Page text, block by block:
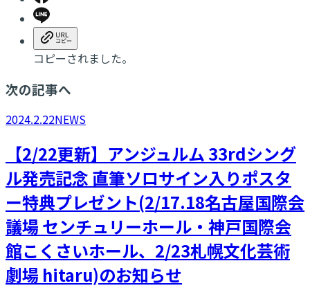
コピーされました。
次の記事へ
2024.2.22NEWS
【2/22更新】アンジュルム 33rdシング
ル発売記念 直筆ソロサイン入りポスタ
ー特典プレゼント(2/17.18名古屋国際会
議場 センチュリーホール・神戸国際会
館こくさいホール、2/23札幌文化芸術
劇場 hitaru)のお知らせ